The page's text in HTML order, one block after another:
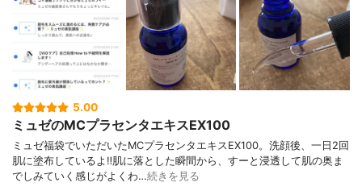
5.00
ミュゼのMCプラセンタエキスEX100
ミュゼ福袋でいただいたMCプラセンタエキスEX100。洗顔後、一日2回
肌に塗布しているよ‼︎肌に落とした瞬間から、すーと浸透して肌の奥ま
でしみていく感じがよくわ…続きを見る